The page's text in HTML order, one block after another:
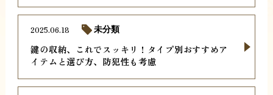
鍵の収納、これでスッキリ！タイプ別おすすめア
イテムと選び方、防犯性も考慮
2025.06.18 未分類